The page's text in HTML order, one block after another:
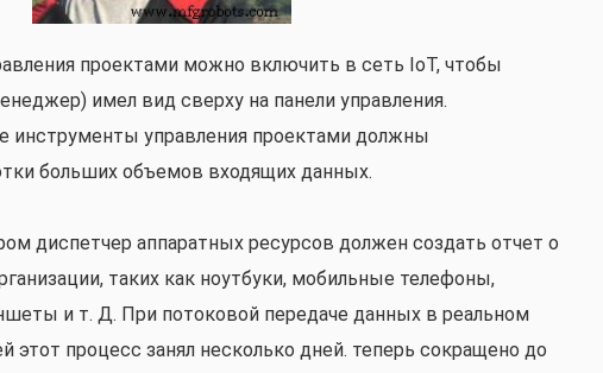
проектами можно включить в сеть IoT, чтобы
имел вид сверху на панели управления.
инструменты управления проектами должны
больших объемов входящих данных.
диспетчер аппаратных ресурсов должен создать отчет о
таких как ноутбуки, мобильные телефоны,
и т. Д. При потоковой передаче данных в реальном
этот процесс занял несколько дней. теперь сокращено до